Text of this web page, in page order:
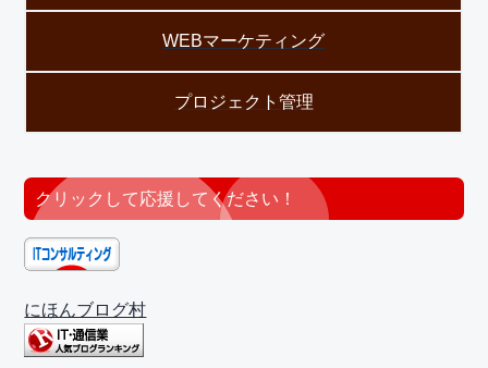
WEBマーケティング
プロジェクト管理
クリックして応援してください！
にほんブログ村